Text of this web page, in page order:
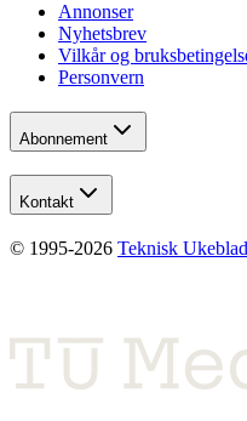
Annonser
Nyhetsbrev
Vilkår og
Personvern
Abonnement
Kontakt
© 1995-2026 Teknisk